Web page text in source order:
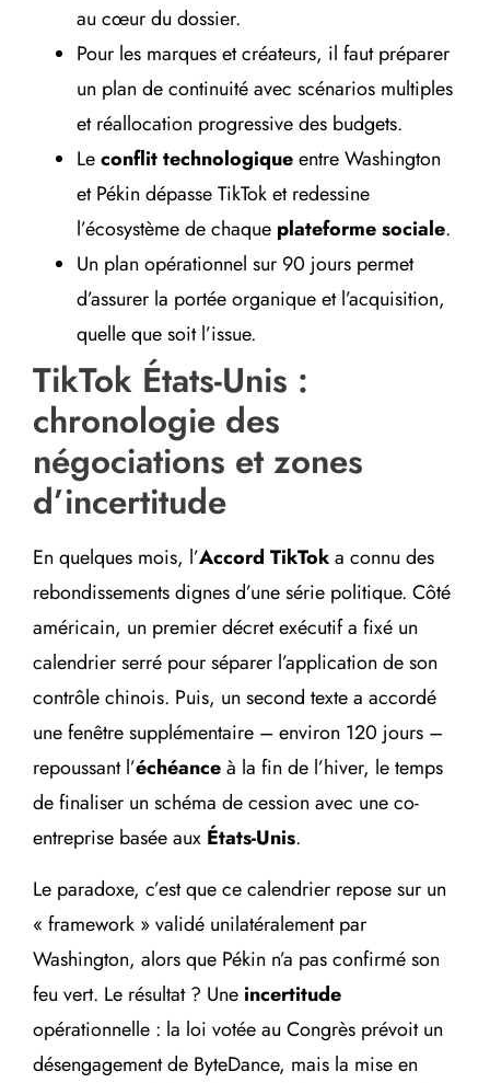
au cœur du dossier.
Pour les marques et créateurs, il faut préparer
un plan de continuité avec scénarios multiples
et réallocation progressive des budgets.
Leconflit technologiqueentre Washington
et Pékin dépasse TikTok et redessine
l’écosystème de chaque plateforme sociale.
Un plan opérationnel sur 90 jours permet
d’assurer la portée organique et l’acquisition,
quelle que soit l’issue.
TikTok États-Unis :
chronologie des
négociations et zones
d’incertitude
En quelques mois, l’Accord TikToka connu des
rebondissements dignes d’une série politique. Côté
américain, un premier décret exécutif a fixé un
calendrier serré pour séparer l’application de son
contrôle chinois. Puis, un second texte a accordé
une fenêtre supplémentaire – environ 120 jours –
repoussant l’échéanceà la fin de l’hiver, le temps
de finaliser un schéma de cession avec une co-
entreprise basée aux États-Unis.
Le paradoxe, c’est que ce calendrier repose sur un
« framework » validé unilatéralement par
Washington, alors que Pékin n’a pas confirmé son
feu vert. Le résultat ? Une incertitude
opérationnelle : la loi votée au Congrès prévoit un
désengagement de ByteDance, mais la mise en